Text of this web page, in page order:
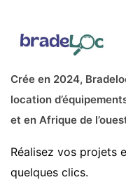
Crée en 2024,
location
et en Afrique de
Réalisez vos projets
quelques clics.